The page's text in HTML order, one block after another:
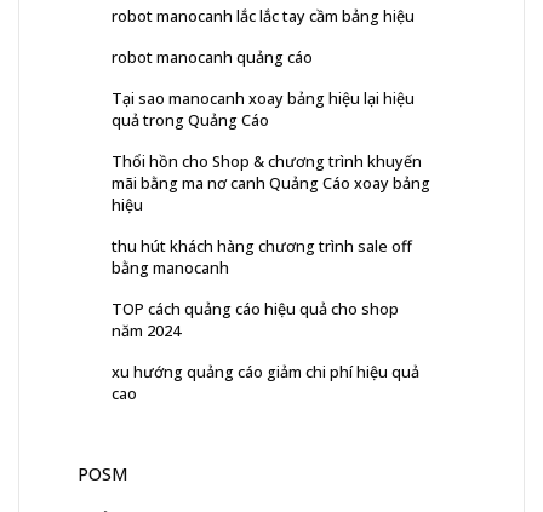
robot manocanh lắc lắc tay cầm bảng hiệu
robot manocanh quảng cáo
Tại sao manocanh xoay bảng hiệu lại hiệu
quả trong Quảng Cáo
Thổi hồn cho Shop & chương trình khuyến
mãi bằng ma nơ canh Quảng Cáo xoay bảng
hiệu
thu hút khách hàng chương trình sale off
bằng manocanh
TOP cách quảng cáo hiệu quả cho shop
năm 2024
xu hướng quảng cáo giảm chi phí hiệu quả
cao
POSM